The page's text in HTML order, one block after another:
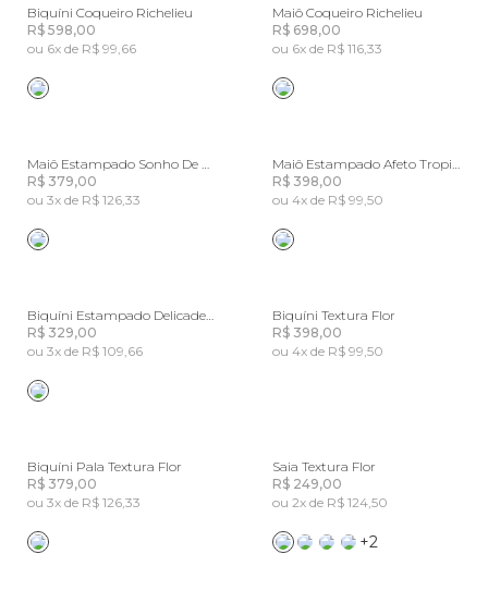
Biquíni Coqueiro Richelieu
R$ 598,00
ou 6x de R$ 99,66
Maiô Coqueiro Richelieu
R$ 698,00
ou 6x de R$ 116,33
Maiô Estampado Sonho De Pássaro
R$ 379,00
ou 3x de R$ 126,33
Maiô Estampado Afeto Tropical
R$ 398,00
ou 4x de R$ 99,50
Biquíni Estampado Delicadeza De Banana
R$ 329,00
ou 3x de R$ 109,66
Biquíni Textura Flor
R$ 398,00
ou 4x de R$ 99,50
Biquíni Pala Textura Flor
R$ 379,00
ou 3x de R$ 126,33
Saia Textura Flor
R$ 249,00
ou 2x de R$ 124,50
+2